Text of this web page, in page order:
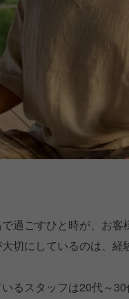
で過ごすひと時が、お
切にしているのは、
るスタッフは20代～